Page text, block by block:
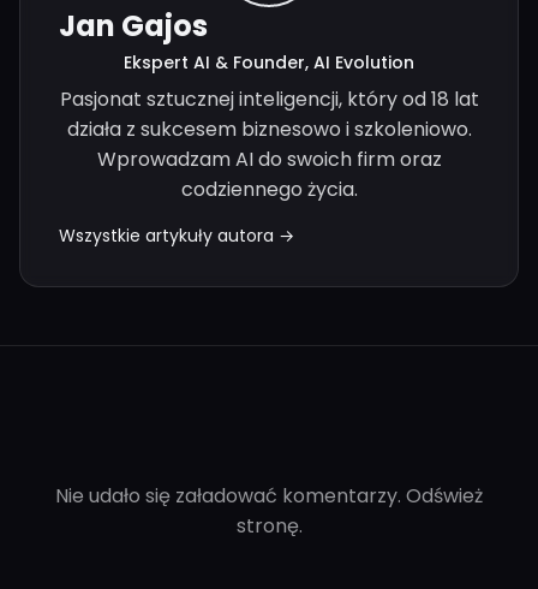
Jan Gajos
Ekspert AI & Founder, AI Evolution
Pasjonat sztucznej inteligencji, który od 18 lat
działa z sukcesem biznesowo i szkoleniowo.
Wprowadzam AI do swoich firm oraz
codziennego życia.
Wszystkie artykuły autora →
Nie udało się załadować komentarzy. Odśwież
stronę.